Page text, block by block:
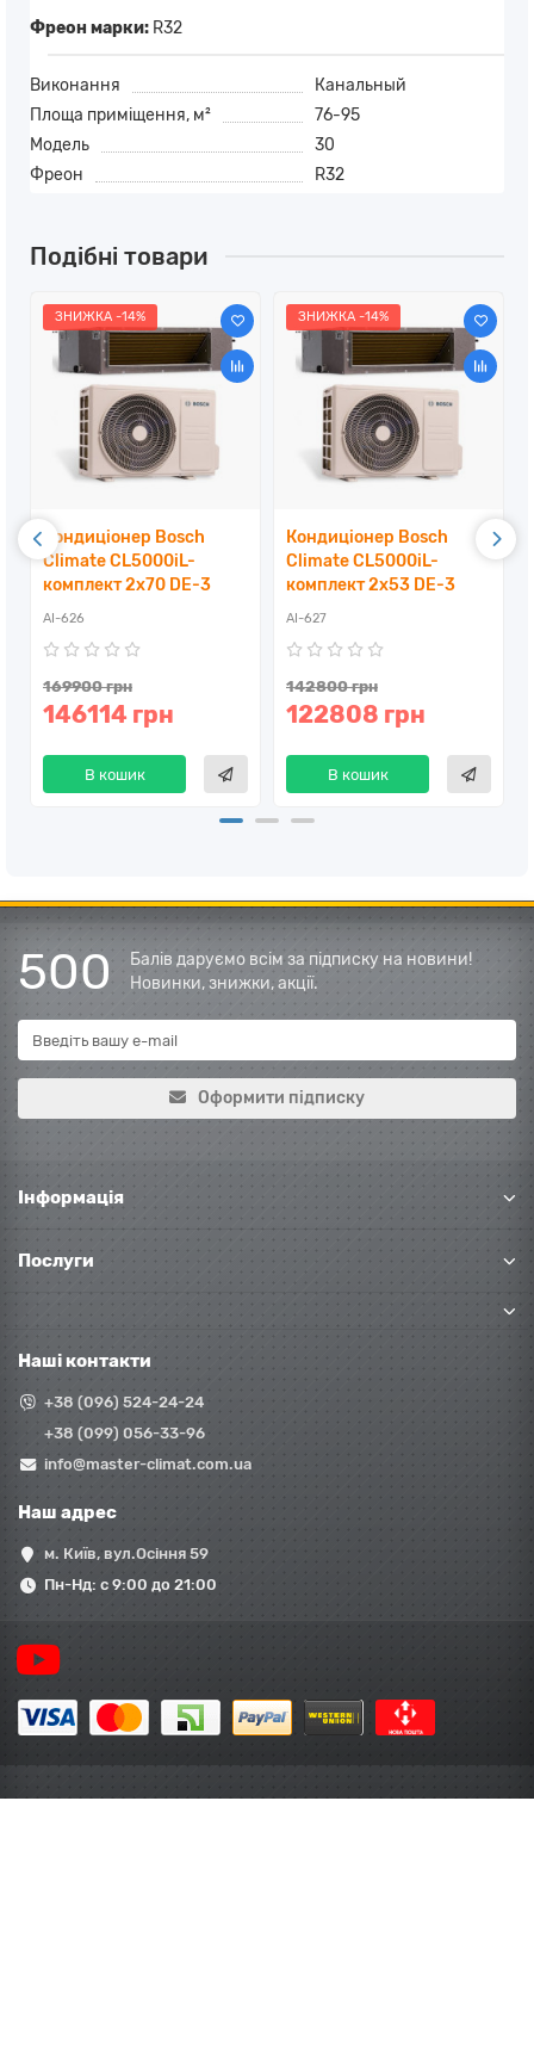
Фреон марки: R32
Виконання
Канальный
Площа приміщення, м²
76-95
Модель
30
Фреон
R32
Подібні товари
ЗНИЖКА -14%
Кондиціонер Bosch
Climate CL5000iL-
комплект 2x70 DE-3
AI-626
169900 грн
146114 грн
В кошик
ЗНИЖКА -14%
Кондиціонер Bosch
Climate CL5000iL-
комплект 2x53 DE-3
AI-627
142800 грн
122808 грн
В кошик
500
Балів даруємо всім за підписку на новини!
Новинки, знижки, акції.
Оформити підписку
Інформація
Послуги
Наші контакти
+38 (096) 524-24-24
+38 (099) 056-33-96
info@master-climat.com.ua
Наш адрес
м. Київ, вул.Осіння 59
Пн-Нд: с 9:00 до 21:00